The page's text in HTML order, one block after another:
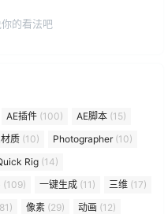
的看法吧
AE插件 (100) AE脚本 (15)
质 (10) Photographer(10)
Rig (14)
(109) 一键生成 (11) 三维 (17)
像素 (29) 动画 (12)